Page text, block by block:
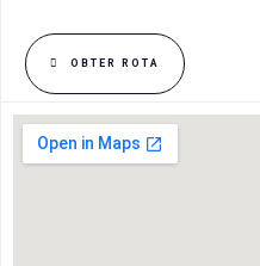
OBTER ROTA